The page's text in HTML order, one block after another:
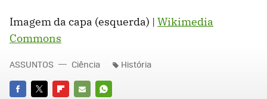
Imagem da capa (esquerda) | Wikimedia
Commons
ASSUNTOS Ciência História